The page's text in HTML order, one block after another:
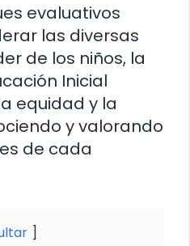
evaluativos
las diversas
de los niños, la
Inicial
equidad y la
y valorando
de cada